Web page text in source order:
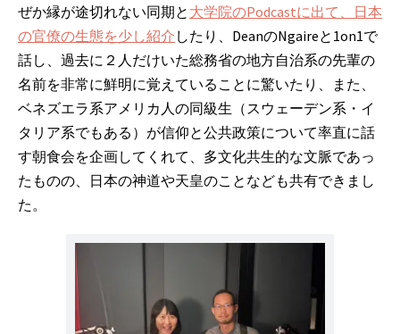
ぜか縁が途切れない同期と 大学院のPodcastに出て、日本
の官僚の生態を少し紹介 したり、DeanのNgaireと1on1で
話し、過去に２人だけいた総務省の地方自治系の先輩の
名前を非常に鮮明に覚えていることに驚いたり、また、
ベネズエラ系アメリカ人の同級生（スウェーデン系・イ
タリア系でもある）が信仰と公共政策について率直に話
す朝食会を企画してくれて、多文化共生的な文脈であっ
たものの、日本の神道や天皇のことなども共有できまし
た。